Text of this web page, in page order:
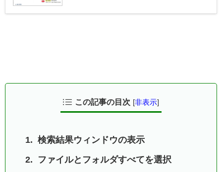
この記事の目次 [非表示]
検索結果ウィンドウの表示
ファイルとフォルダすべてを選択